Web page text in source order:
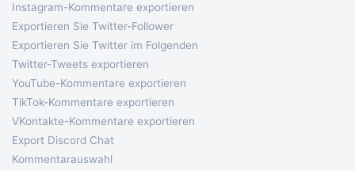
Instagram-Kommentare exportieren
Exportieren Sie Twitter-Follower
Exportieren Sie Twitter im Folgenden
Twitter-Tweets exportieren
YouTube-Kommentare exportieren
TikTok-Kommentare exportieren
VKontakte-Kommentare exportieren
Export Discord Chat
Kommentarauswahl